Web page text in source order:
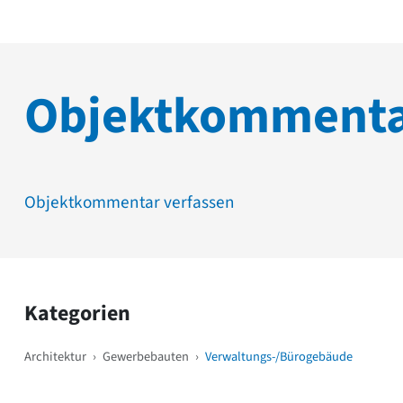
Objektkommentar verfassen
Kategorien
Architektur › Gewerbebauten › Verwaltungs-/Bürogebäude